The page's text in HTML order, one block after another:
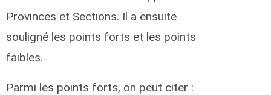
Provinces et Sections. Il a ensuite
souligné les points forts et les points
faibles.
Parmi les points forts, on peut citer :